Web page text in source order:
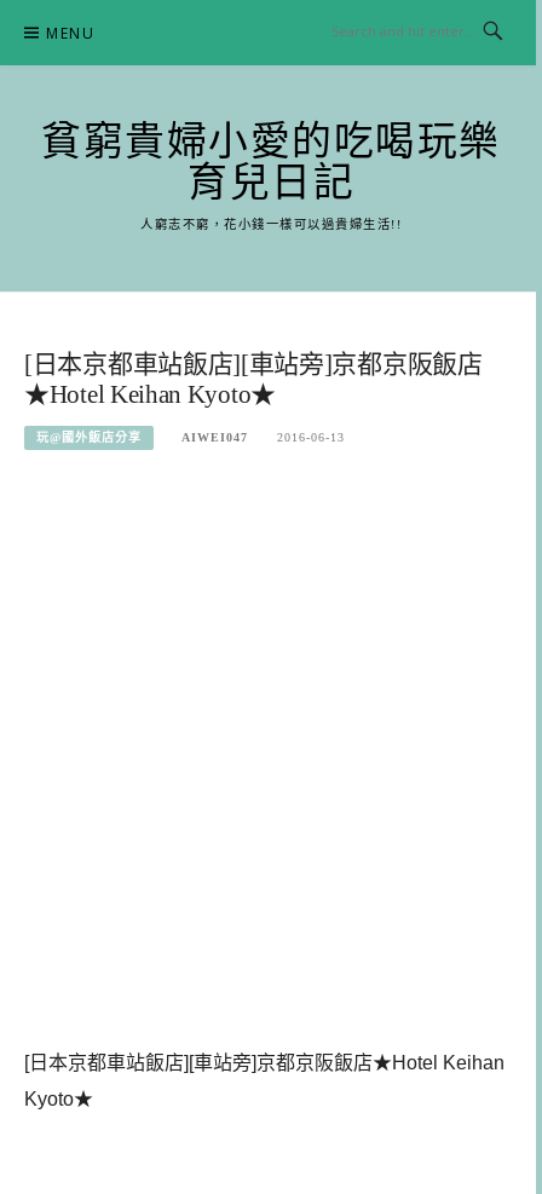
content
MENU
貧窮貴婦小愛的吃喝玩樂
育兒日記
人窮志不窮，花小錢一樣可以過貴婦生活!!
[日本京都車站飯店][車站旁]京都京阪飯店
★Hotel Keihan Kyoto★
玩@國外飯店分享 AIWEI047 2016-06-13
[日本京都車站飯店][車站旁]京都京阪飯店★Hotel Keihan
Kyoto★